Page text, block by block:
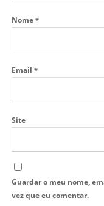
Nome *
Email *
Site
Guardar o meu nome,
vez que eu comentar.